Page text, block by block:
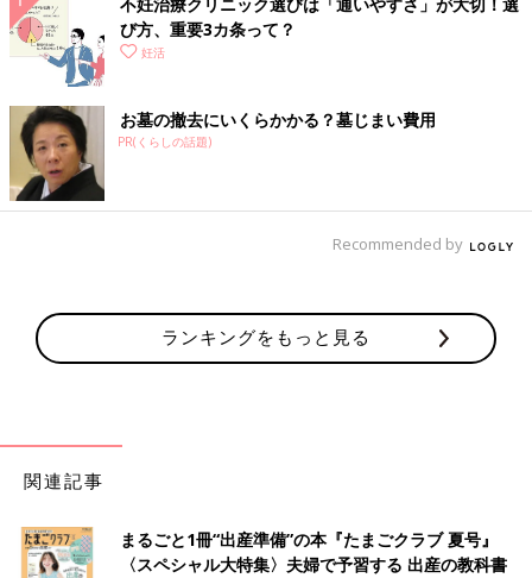
不妊治療クリニック選びは「通いやすさ」が大切！選
び方、重要3カ条って？
妊活
お墓の撤去にいくらかかる？墓じまい費用
PR(くらしの話題)
Recommended by
ランキングをもっと見る
関連記事
まるごと1冊“出産準備”の本『たまごクラブ 夏号』
〈スペシャル大特集〉夫婦で予習する 出産の教科書